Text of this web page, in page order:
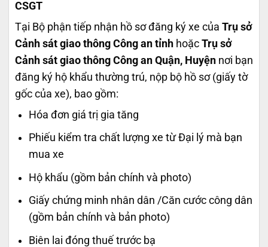
CSGT
Tại Bộ phận tiếp nhận hồ sơ đăng ký xe của Trụ sở
Cảnh sát giao thông Công an tỉnh hoặc Trụ sở
Cảnh sát giao thông Công an Quận, Huyện nơi bạn
đăng ký hộ khẩu thường trú, nộp bộ hồ sơ (giấy tờ
gốc của xe), bao gồm:
Hóa đơn giá trị gia tăng
Phiếu kiểm tra chất lượng xe từ Đại lý mà bạn
mua xe
Hộ khẩu (gồm bản chính và photo)
Giấy chứng minh nhân dân /Căn cước công dân
(gồm bản chính và bản photo)
Biên lai đóng thuế trước bạ